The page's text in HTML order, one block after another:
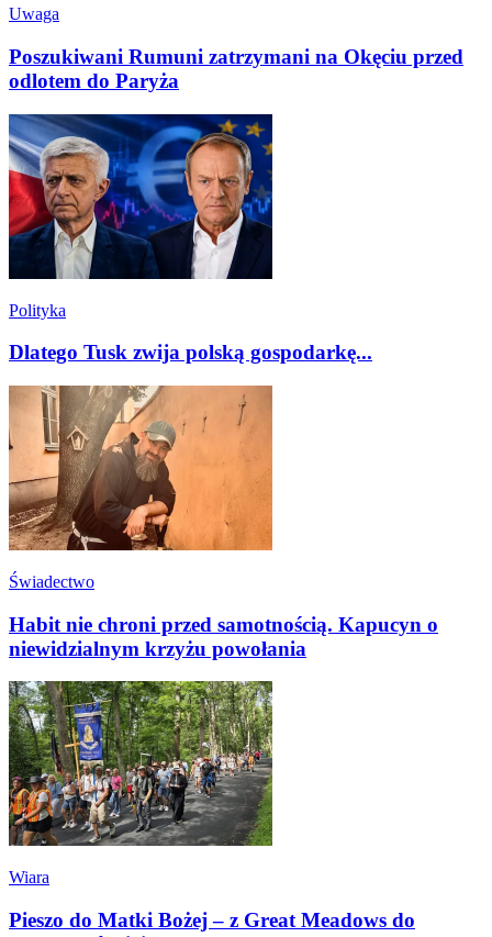
Uwaga
Poszukiwani Rumuni zatrzymani na Okęciu przed
odlotem do Paryża
Polityka
Dlatego Tusk zwija polską gospodarkę...
Świadectwo
Habit nie chroni przed samotnością. Kapucyn o
niewidzialnym krzyżu powołania
Wiara
Pieszo do Matki Bożej – z Great Meadows do